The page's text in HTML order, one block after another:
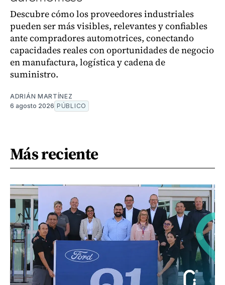
Descubre cómo los proveedores industriales
pueden ser más visibles, relevantes y confiables
ante compradores automotrices, conectando
capacidades reales con oportunidades de negocio
en manufactura, logística y cadena de
suministro.
ADRIÁN MARTÍNEZ
6 agosto 2026 PÚBLICO
Más reciente